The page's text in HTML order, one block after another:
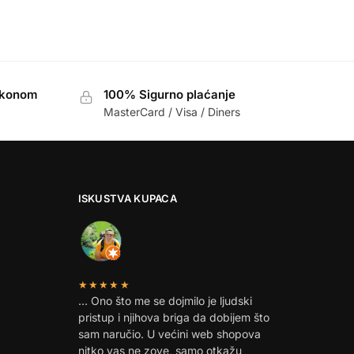
100% Sigurno plaćanje
MasterCard / Visa / Diners
ISKUSTVA KUPACA
★★★★★
… Ono što me se dojmilo je ljudski
pristup i njihova briga da dobijem što
sam naručio. U većini web shopova
nitko vas ne zove, samo otkažu